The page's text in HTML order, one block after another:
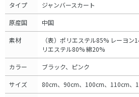
タイプ ジャンバースカート
原産国 中国
素材
（表）ポリエステル85% レーヨ
リエステル80% 綿20%
カラー ブラック、ピンク
サイズ 80cm、90cm、100cm、110cm、